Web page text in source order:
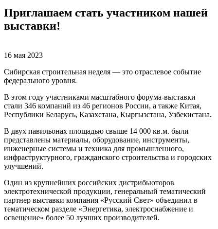
Приглашаем стать участником нашей
выставки!
16 мая 2023
Сибирская строительная неделя — это отраслевое событие
федерального уровня.
В этом году участниками масштабного форума-выставки
стали 346 компаний из 46 регионов России, а также Китая,
Республики Беларусь, Казахстана, Кыргызстана, Узбекистана.
В двух павильонах площадью свыше 14 000 кв.м. были
представлены материалы, оборудование, инструменты,
инженерные системы и техника для промышленного,
инфраструктурного, гражданского строительства и городских
улучшений.
Один из крупнейших российских дистрибьюторов
электротехнической продукции, генеральный тематический
партнер выставки компания «Русский Свет» объединил в
тематическом разделе «Энергетика, электроснабжение и
освещение» более 50 лучших производителей.